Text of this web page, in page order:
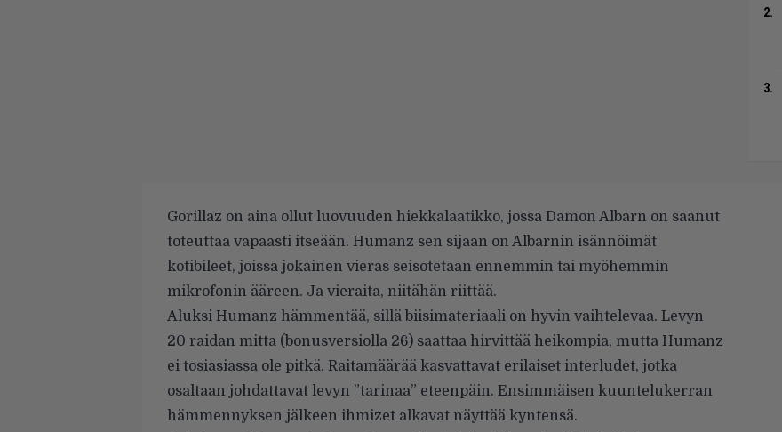
Gorillaz on aina ollut luovuuden hiekkalaatikko, jossa Damon Albarn on saanut
toteuttaa vapaasti itseään. Humanz sen sijaan on Albarnin isännöimät
kotibileet, joissa jokainen vieras seisotetaan ennemmin tai myöhemmin
mikrofonin ääreen. Ja vieraita, niitähän riittää.
Aluksi Humanz hämmentää, sillä biisimateriaali on hyvin vaihtelevaa. Levyn
20 raidan mitta (bonusversiolla 26) saattaa hirvittää heikompia, mutta Humanz
ei tosiasiassa ole pitkä. Raitamäärää kasvattavat erilaiset interludet, jotka
osaltaan johdattavat levyn ”tarinaa” eteenpäin. Ensimmäisen kuuntelukerran
hämmennyksen jälkeen ihmizet alkavat näyttää kyntensä.